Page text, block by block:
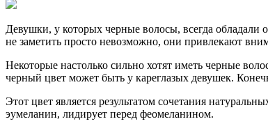
Девушки, у которых черные волосы, всегда обладали
не заметить просто невозможно, они привлекают
Некоторые настолько сильно хотят иметь черные
черный цвет может быть у кареглазых девушек.
Этот цвет является результатом сочетания
эумеланин, лидирует перед феомеланином.